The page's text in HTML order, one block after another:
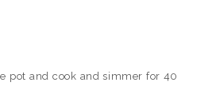
pot and cook and simmer for 40